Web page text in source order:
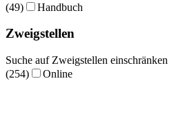
(49)
Handbuch
Zweigstellen
Suche auf Zweigstellen einschränken
(254)
Online